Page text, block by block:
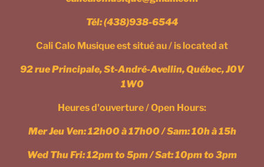
Tél:(438)938-6544
Cali Calo Musique est situé au / is located at
92 rue Principale, St-André-Avellin, Québec, J0V
1W0
Heures d'ouverture / Open Hours:
Mer Jeu Ven: 12h00 à 17h00 / Sam: 10h à 15h
Wed Thu Fri: 12pm to 5pm / Sat: 10pm to 3pm